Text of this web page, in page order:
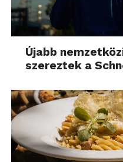
Újabb
szereztek a